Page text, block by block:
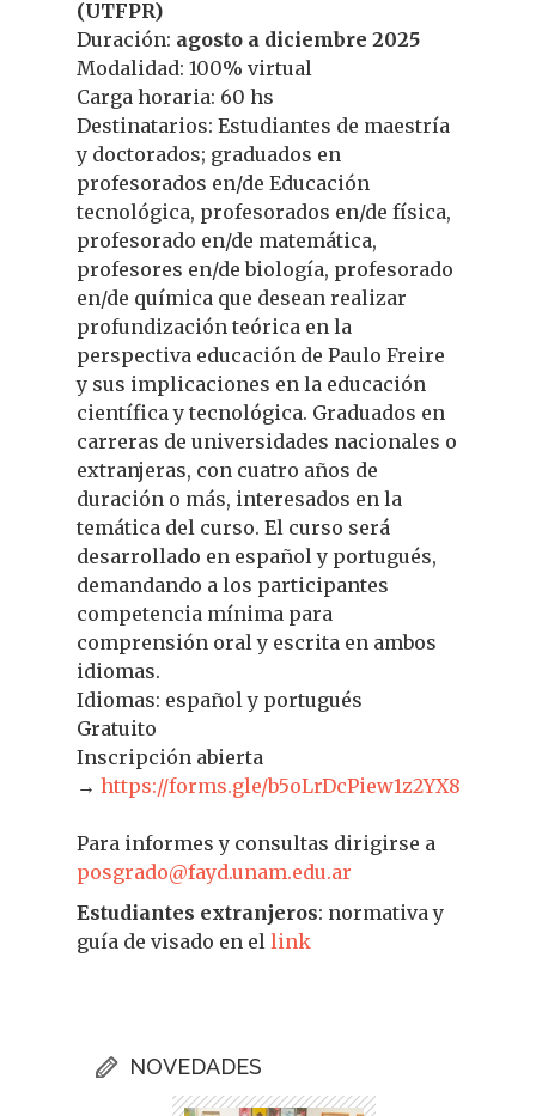
(UTFPR)
Duración: agosto a diciembre 2025
Modalidad: 100% virtual
Carga horaria: 60 hs
Destinatarios: Estudiantes de maestría
y doctorados; graduados en
profesorados en/de Educación
tecnológica, profesorados en/de física,
profesorado en/de matemática,
profesores en/de biología, profesorado
en/de química que desean realizar
profundización teórica en la
perspectiva educación de Paulo Freire
y sus implicaciones en la educación
científica y tecnológica. Graduados en
carreras de universidades nacionales o
extranjeras, con cuatro años de
duración o más, interesados en la
temática del curso. El curso será
desarrollado en español y portugués,
demandando a los participantes
competencia mínima para
comprensión oral y escrita en ambos
idiomas.
Idiomas: español y portugués
Gratuito
Inscripción abierta
→ https://forms.gle/b5oLrDcPiew1z2YX8
Para informes y consultas dirigirse a
posgrado@fayd.unam.edu.ar
Estudiantes extranjeros: normativa y
guía de visado en el link
NOVEDADES